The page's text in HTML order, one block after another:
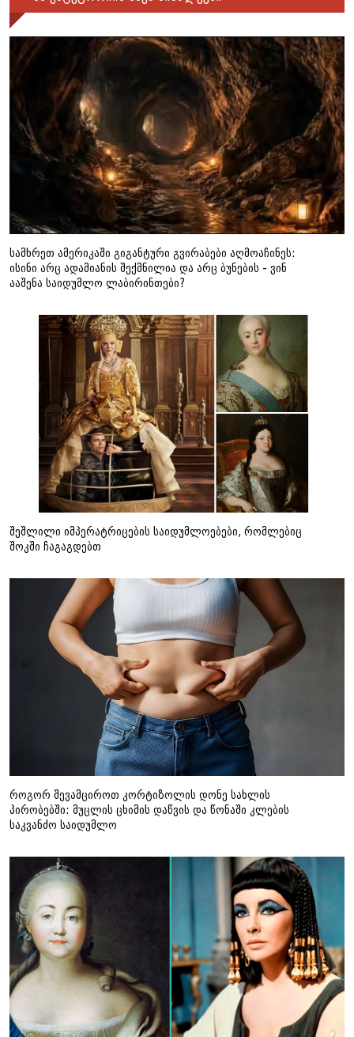
სამხრეთ ამერიკაში გიგანტური გვირაბები აღმოაჩინეს:
ისინი არც ადამიანის შექმნილია და არც ბუნების - ვინ
ააშენა საიდუმლო ლაბირინთები?
შეშლილი იმპერატრიცების საიდუმლოებები, რომლებიც
შოკში ჩაგაგდებთ
როგორ შევამციროთ კორტიზოლის დონე სახლის
პირობებში: მუცლის ცხიმის დაწვის და წონაში კლების
საკვანძო საიდუმლო